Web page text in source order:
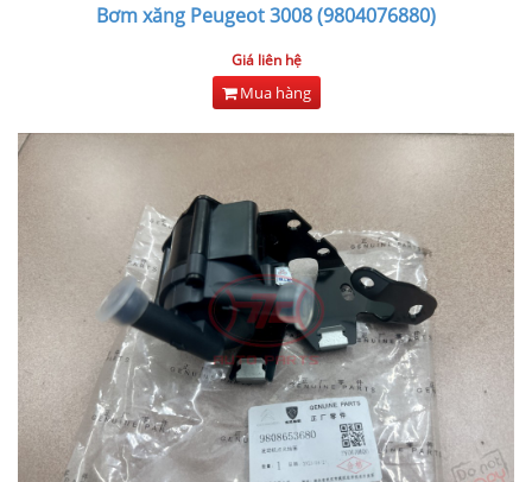
Bơm xăng Peugeot 3008 (9804076880)
Giá liên hệ
Mua hàng